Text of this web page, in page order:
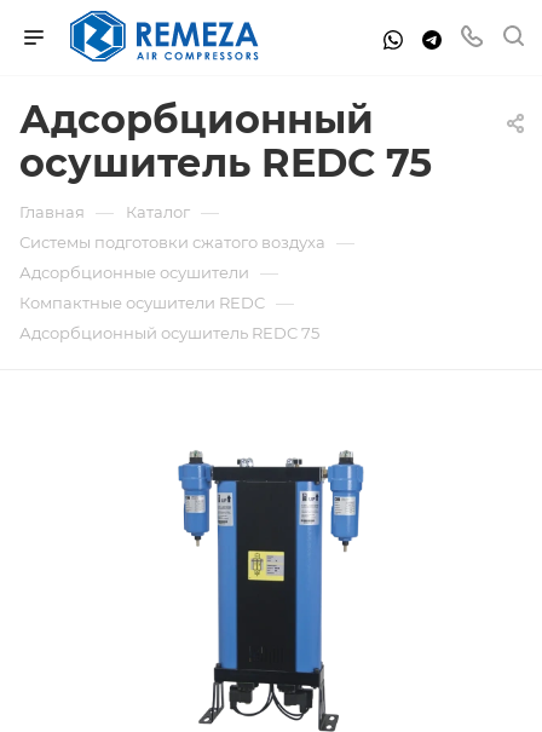
Адсорбционный
осушитель REDC 75
Главная — Каталог —
Системы подготовки сжатого воздуха —
Адсорбционные осушители —
Компактные осушители REDC —
Адсорбционный осушитель REDC 75